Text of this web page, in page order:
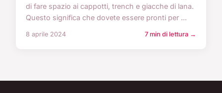
di fare spazio ai cappotti, trench e giacche di lana.
Questo significa che dovete essere pronti per ...
8 aprile 2024 7 min di lettura →